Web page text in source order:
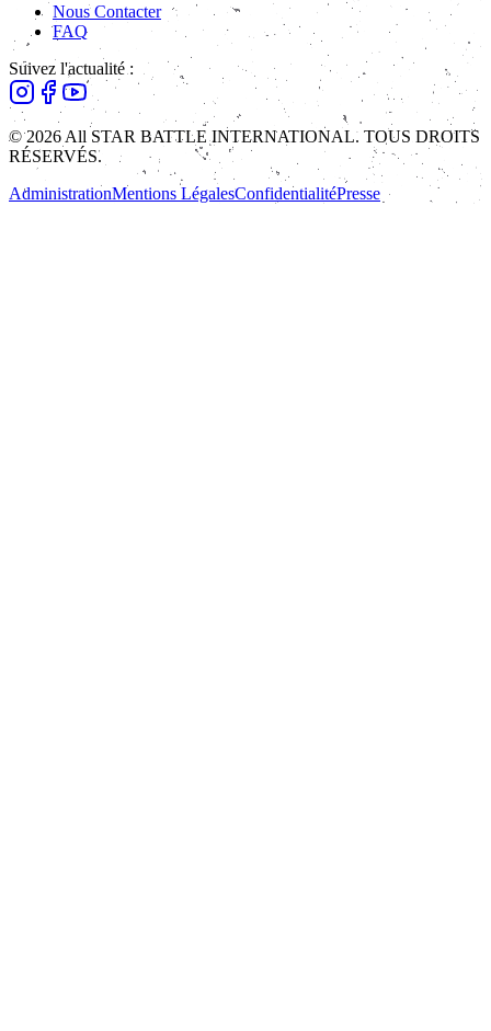
Nous Contacter
FAQ
Suivez l'actualité :
© 2026 All STAR BATTLE INTERNATIONAL. TOUS DROITS
RÉSERVÉS.
AdministrationMentions LégalesConfidentialitéPresse